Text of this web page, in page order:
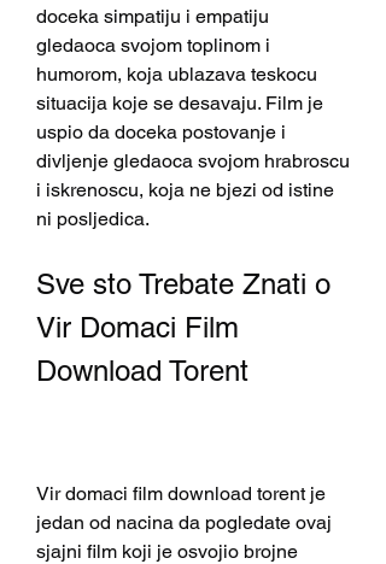
doceka simpatiju i empatiju
gledaoca svojom toplinom i
humorom, koja ublazava teskocu
situacija koje se desavaju. Film je
uspio da doceka postovanje i
divljenje gledaoca svojom hrabroscu
i iskrenoscu, koja ne bjezi od istine
ni posljedica.
Sve sto Trebate Znati o
Vir Domaci Film
Download Torent
Vir domaci film download torent je
jedan od nacina da pogledate ovaj
sjajni film koji je osvojio brojne